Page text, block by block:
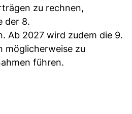
zu rechnen,
der 8.
Ab 2027 wird zudem die 9.
möglicherweise zu
führen.